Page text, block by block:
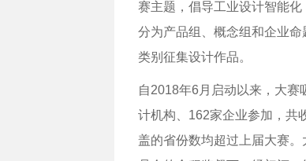
赛主题，倡导工业设计智能
分为产品组、概念组和企业
类别征集设计作品。
自2018年6月启动以来，大
计机构、162家企业参加，共
盖的省份数均超过上届大赛